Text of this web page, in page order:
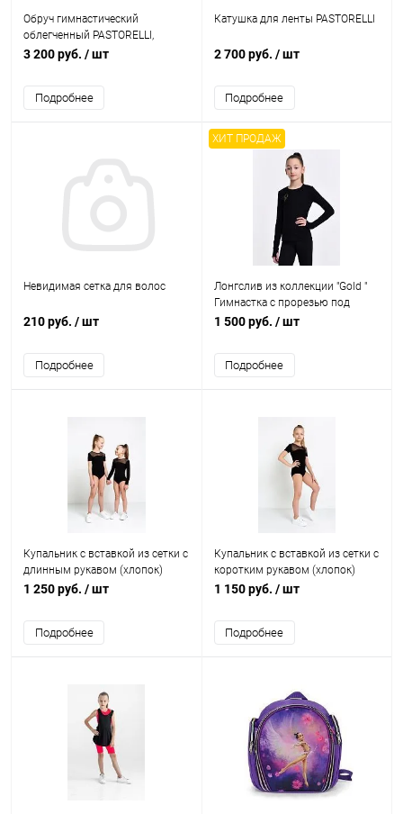
Обруч гимнастический
облегченный PASTORELLI,
модель SIDNEY
3 200 руб. / шт
Подробнее
Катушка для ленты PASTORELLI
2 700 руб. / шт
Подробнее
Невидимая сетка для волос
210 руб. / шт
Подробнее
ХИТ ПРОДАЖ
Лонгслив из коллекции "Gold "
Гимнастка с прорезью под
палец
1 500 руб. / шт
Подробнее
Купальник с вставкой из сетки с
длинным рукавом (хлопок)
1 250 руб. / шт
Подробнее
Купальник с вставкой из сетки с
коротким рукавом (хлопок)
1 150 руб. / шт
Подробнее